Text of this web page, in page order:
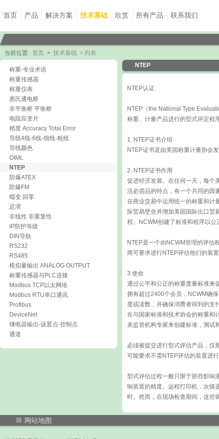
首页 产品 解决方案 技术基础 欣赏 所有产品 联系我们
当前位置: 首页 > 技术基础 > 列表
称重-专业术语
称重传感器
称重仪表
惠氏通电桥
非平衡桥 平衡桥
电阻应变片
精度 Accuracy Total Error
导线4线-6线-细线-粗线
导线颜色
OIML
NTEP
防爆ATEX
防爆FM
蠕变 回零
迟滞
非线性 非重复性
IP防护等级
DIN导轨
RS232
RS485
模拟量输出 ANALOG OUTPUT
称重传感器与PLC连接
Modbus TCP以太网络
Modbus RTU串口通讯
Profibus
DeviceNet
继电器输出-设置点-控制点
通道
NTEP
NTEP认证
NTEP（the National Type
称重、计量产品进行的型式评定程
1. NTEP证书介绍
NTEP证书是由美国称重计量协会
2. NTEP证书作用
促进经济发展。在任何一天，每个
活必需品的特点，有一个共同的因
在商业交易中运用统一的称重和计
际贸易壁垒并增加美国国际出口贸
程。NCWM创建了标准和程序以
NTEP是一个由NCWM管理的评估
商可要求进行NTEP评估他们的装
3.使命
通过公平和公正的称重度量标准来
拥有超过2400个会员，NCWM确
度或读数，并确保消费者得到的支
在与国家标准和技术协会的称重和
表监管机构专家来创建标准，测试
必须被提交进行型式评估产品，仅
可能要求不需NTEP评估的装置进
型式评估过程一般只限于那些影响
响装置的精度。远程打印机，次级
时。然而，在现场检查期间，这些
网站地图